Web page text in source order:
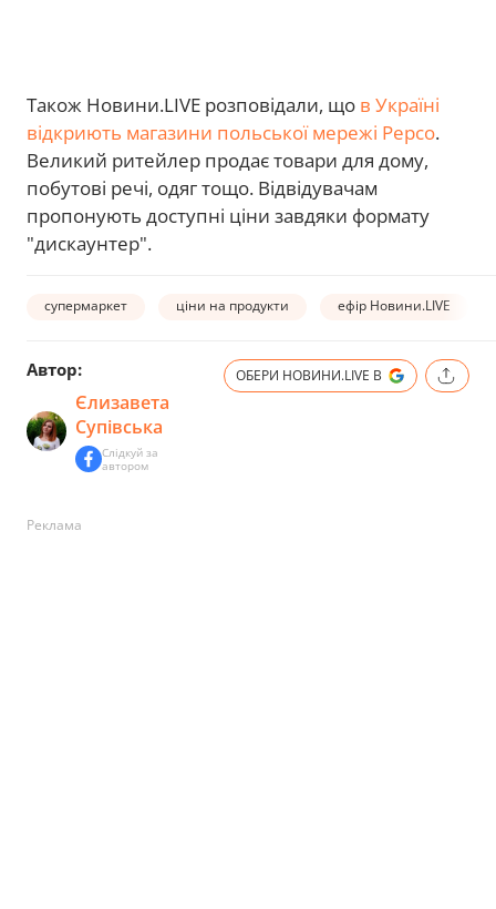
Також Новини.LIVE розповідали, що в Україні
відкриють магазини польської мережі Pepco.
Великий ритейлер продає товари для дому,
побутові речі, одяг тощо. Відвідувачам
пропонують доступні ціни завдяки формату
"дискаунтер".
супермаркет ціни на продукти ефір Новини.LIVE
Автор:
Єлизавета
Супівська
Слідкуй за
автором
ОБЕРИ НОВИНИ.LIVE В
Реклама